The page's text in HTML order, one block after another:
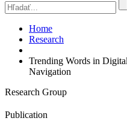
Home
Research
Trending Words in
Navigation
Research Group
Publication